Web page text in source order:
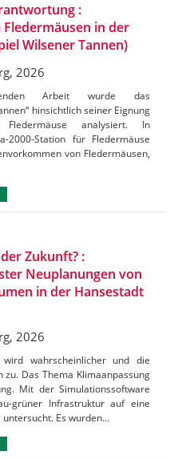
:
in der
Wilsener Tannen)
2026
Arbeit wurde das
hinsichtlich seiner Eignung
analysiert. In
Station für Fledermäuse
von Fledermäusen,
Zukunft? :
Neuplanungen von
in der Hansestadt
2026
wahrscheinlicher und die
zu. Das Thema Klimaanpassung
Mit der Simulationssoftware
grüner Infrastruktur auf eine
Es wurden…